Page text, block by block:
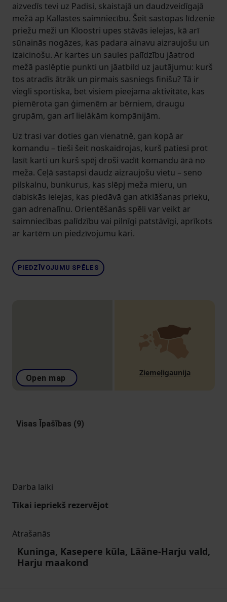
aizvedīs tevi uz Padisi, skaistajā un daudzveidīgajā
mežā ap Kallastes saimniecību. Šeit sastopas līdzenie
priežu meži un Kloostri upes stāvās ielejas, kā arī
sūnainās nogāzes, kas padara ainavu aizraujošu un
izaicinošu. Ar kartes un saules palīdzību jāatrod
mežā paslēptie punkti un jāatbild uz jautājumu: kurš
tos atradīs ātrāk un pirmais sasniegs finišu? Tā ir
viegli sportiska, bet visiem pieejama aktivitāte, kas
piemērota gan ģimenēm ar bērniem, draugu
grupām, gan arī lielākām kompānijām.
Uz trasi var doties gan vienatnē, gan kopā ar
komandu – tieši šeit noskaidrojas, kurš patiesi prot
lasīt karti un kurš spēj droši vadīt komandu ārā no
meža. Ceļā sastapsi daudz aizraujošu vietu – seno
pilskalnu, bunkurus, kas slēpj meža mieru, un
dabiskās ielejas, kas piedāvā gan atklāšanas prieku,
gan adrenalīnu. Orientēšanās spēli var veikt ar
saimniecības palīdzību vai pilnīgi patstāvīgi, aprīkots
ar kartēm un piedzīvojumu kāri.
PIEDZĪVOJUMU SPĒLES
Open map
Ziemeļigaunija
Visas Īpašības (9)
Darba laiki
Tikai iepriekš rezervējot
Atrašanās
Kuninga, Kasepere küla, Lääne-Harju vald,
Harju maakond